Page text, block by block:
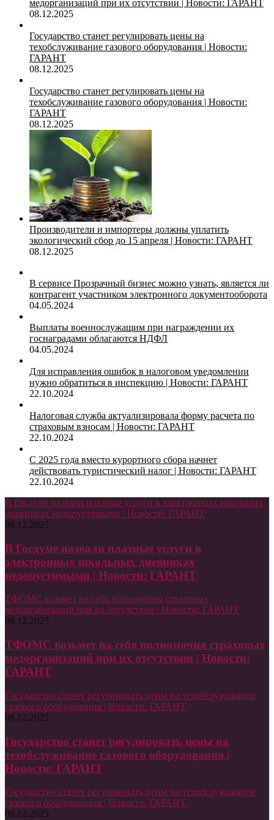
медорганизаций при их отсутствии | Новости: ГАРАНТ
08.12.2025
Государство станет регулировать цены на
техобслуживание газового оборудования | Новости:
ГАРАНТ
08.12.2025
Государство станет регулировать цены на
техобслуживание газового оборудования | Новости:
ГАРАНТ
08.12.2025
Производители и импортеры должны уплатить
экологический сбор до 15 апреля | Новости: ГАРАНТ
08.12.2025
В сервисе Прозрачный бизнес можно узнать, является ли
контрагент участником электронного документооборота
04.05.2024
Выплаты военнослужащим при награждении их
госнаградами облагаются НДФЛ
04.05.2024
Для исправления ошибок в налоговом уведомлении
нужно обратиться в инспекцию | Новости: ГАРАНТ
22.10.2024
Налоговая служба актуализировала форму расчета по
страховым взносам | Новости: ГАРАНТ
22.10.2024
С 2025 года вместо курортного сбора начнет
действовать туристический налог | Новости: ГАРАНТ
22.10.2024
В Госдуме назвали платные услуги в электронных школьных
дневниках недопустимыми | Новости: ГАРАНТ
08.12.2025
В Госдуме назвали платные услуги в
электронных школьных дневниках
недопустимыми | Новости: ГАРАНТ
ТФОМС возьмет на себя полномочия страховых
медорганизаций при их отсутствии | Новости: ГАРАНТ
08.12.2025
ТФОМС возьмет на себя полномочия страховых
медорганизаций при их отсутствии | Новости:
ГАРАНТ
Государство станет регулировать цены на техобслуживание
газового оборудования | Новости: ГАРАНТ
08.12.2025
Государство станет регулировать цены на
техобслуживание газового оборудования |
Новости: ГАРАНТ
Государство станет регулировать цены на техобслуживание
газового оборудования | Новости: ГАРАНТ
08.12.2025